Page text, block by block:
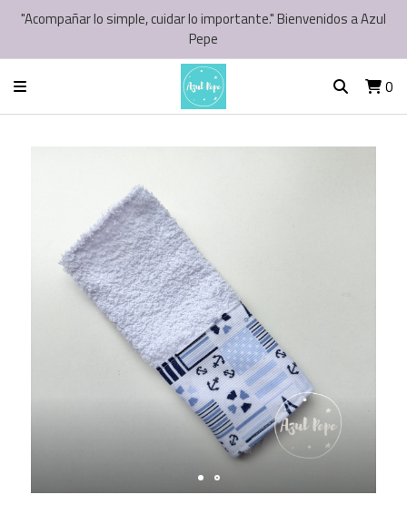
"Acompañar lo simple, cuidar lo importante." Bienvenidos a Azul
Pepe
0